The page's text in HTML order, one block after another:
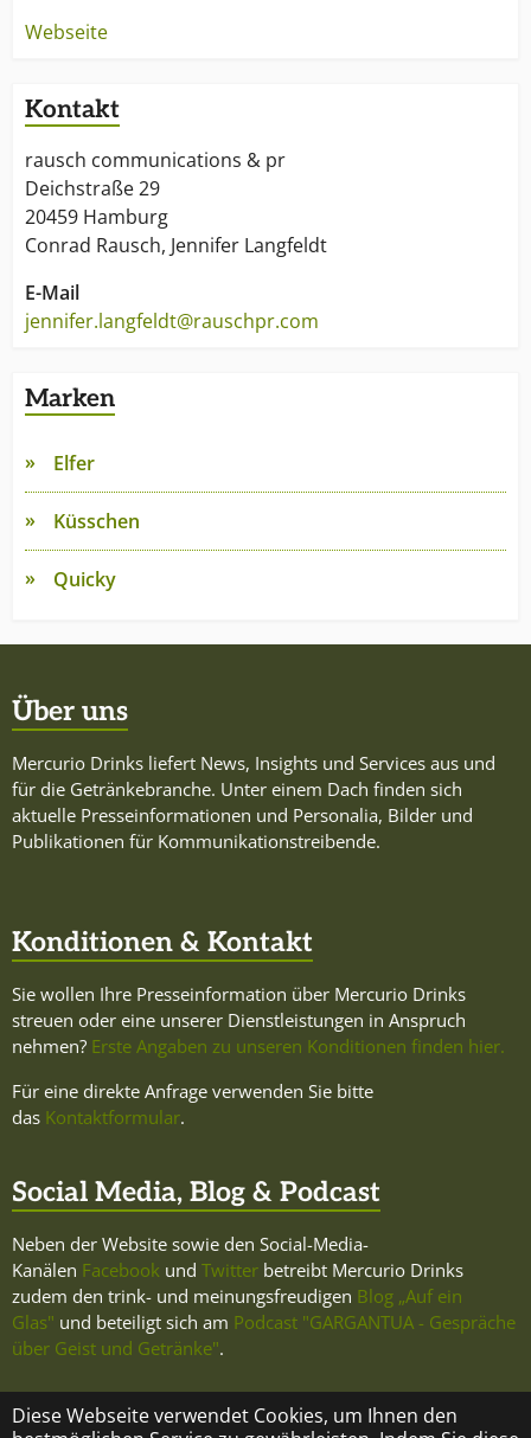
Diese Webseite verwendet Cookies, um Ihnen den
Webseite
Kontakt
rausch communications & pr
Deichstraße 29
20459 Hamburg
Conrad Rausch, Jennifer Langfeldt
E-Mail
jennifer.langfeldt@rauschpr.com
Marken
Elfer
Küsschen
Quicky
Über uns
Mercurio Drinks liefert News, Insights und Services aus und
für die Getränkebranche. Unter einem Dach finden sich
aktuelle Presseinformationen und Personalia, Bilder und
Publikationen für Kommunikationstreibende.
Konditionen & Kontakt
Sie wollen Ihre Presseinformation über Mercurio Drinks
streuen oder eine unserer Dienstleistungen in Anspruch
nehmen? Erste Angaben zu unseren Konditionen finden hier.
Für eine direkte Anfrage verwenden Sie bitte
das Kontaktformular.
Social Media, Blog & Podcast
Neben der Website sowie den Social-Media-
Kanälen Facebook und Twitter betreibt Mercurio Drinks
zudem den trink- und meinungsfreudigen Blog „Auf ein
Glas" und beteiligt sich am Podcast "GARGANTUA - Gespräche
über Geist und Getränke".